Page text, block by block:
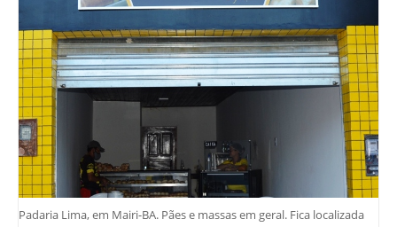
Padaria Lima, em Mairi-BA. Pães e massas em geral. Fica localizada